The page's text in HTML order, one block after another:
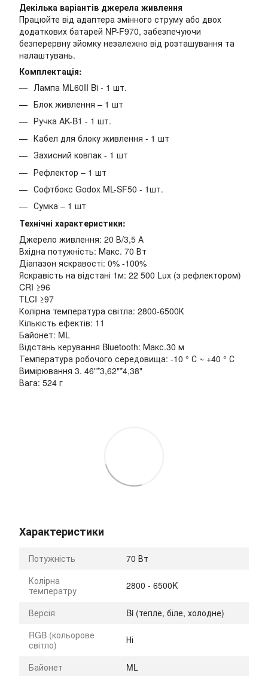
Декілька варіантів джерела живлення
Працюйте від адаптера змінного струму або двох
додаткових батарей NP-F970, забезпечуючи
безперервну зйомку незалежно від розташування та
налаштувань.
Комплектація:
Лампа ML60II Bi - 1 шт.
Блок живлення – 1 шт
Ручка AK-B1 - 1 шт.
Кабел для блоку живлення - 1 шт
Захисний ковпак - 1 шт
Рефлектор – 1 шт
Софтбокс Godox ML-SF50 - 1шт.
Сумка – 1 шт
Технічні характеристики:
Джерело живлення: 20 В/3,5 А
Вхідна потужність: Макс. 70 Вт
Діапазон яскравості: 0% -100%
Яскравість на відстані 1м: 22 500 Lux (з рефлектором)
CRI ≥96
TLCI ≥97
Колірна температура світла: 2800-6500К
Кількість ефектів: 11
Байонет: ML
Відстань керування Bluetooth: Макс.30 м
Температура робочого середовища: -10 ° С ~ +40 ° С
Вимірювання 3. 46"*3,62"*4,38"
Вага: 524 г
Характеристики
Потужність
70 Вт
Колірна
температру
2800 - 6500K
Версія
Bi (тепле, біле, холодне)
RGB (кольорове
світло)
Ні
Байонет ML